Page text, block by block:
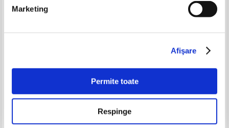
Marketing
Afişare
Permite toate
Respinge
20,00Lei Lei